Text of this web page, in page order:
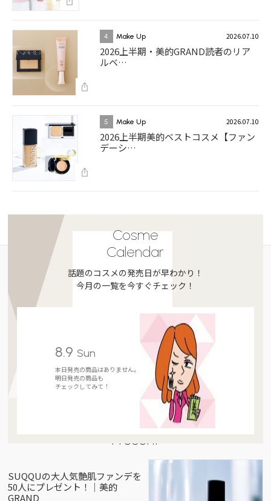
4 Make Up 2026.07.10
2026上半期・美的GRAND読者のリア
ルベ…
5 Make Up 2026.07.10
2026上半期美的ベストコスメ【ファン
デーシ…
Cosme
Calendar
話題のコスメの発売日が早わかり！
今月の一覧を今すぐチェック！
8.9 Sun
本日発売の商品はありません。
明日発売の商品も
チェックしてみて！
Present
SUQQUの大人気艶肌ファンデを
50人にプレゼント！｜美的
GRAND